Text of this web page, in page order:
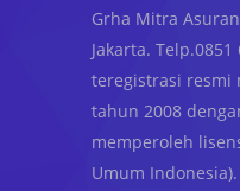
Grha Mitra
Jakarta.
teregistrasi resmi
tahun 2008
memperoleh
Umum Indonesia).